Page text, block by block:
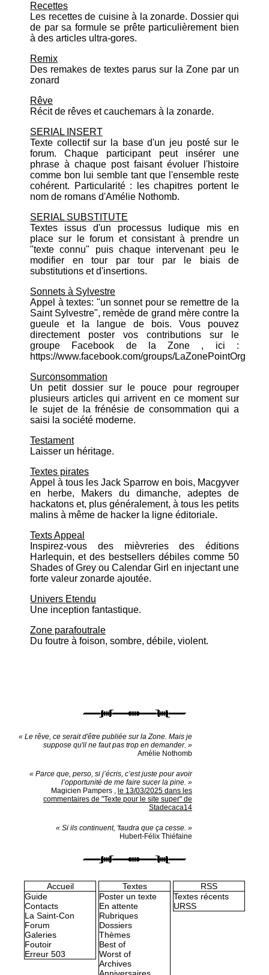
Recettes
Les recettes de cuisine à la zonarde. Dossier qui
de par sa formule se prête particulièrement bien
à des articles ultra-gores.
Remix
Des remakes de textes parus sur la Zone par un
zonard
Rêve
Récit de rêves et cauchemars à la zonarde.
SERIAL INSERT
Texte collectif sur la base d'un jeu posté sur le
forum. Chaque participant peut insérer une
phrase à chaque post faisant évoluer l'histoire
comme bon lui semble tant que l'ensemble reste
cohérent. Particularité : les chapitres portent le
nom de romans d'Amélie Nothomb.
SERIAL SUBSTITUTE
Textes issus d'un processus ludique mis en
place sur le forum et consistant à prendre un
"texte connu" puis chaque intervenant peu le
modifier en tour par tour par le biais de
substitutions et d'insertions.
Sonnets à Sylvestre
Appel à textes: "un sonnet pour se remettre de la
Saint Sylvestre", remède de grand mère contre la
gueule et la langue de bois. Vous pouvez
directement poster vos contributions sur le
groupe Facebook de la Zone , ici :
https://www.facebook.com/groups/LaZonePointOrg
Surconsommation
Un petit dossier sur le pouce pour regrouper
plusieurs articles qui arrivent en ce moment sur
le sujet de la frénésie de consommation qui a
saisi la société moderne.
Testament
Laisser un héritage.
Textes pirates
Appel à tous les Jack Sparrow en bois, Macgyver
en herbe, Makers du dimanche, adeptes de
hackatons et, plus généralement, à tous les petits
malins à même de hacker la ligne éditoriale.
Texts Appeal
Inspirez-vous des mièvreries des éditions
Harlequin, et des bestsellers débiles comme 50
Shades of Grey ou Calendar Girl en injectant une
forte valeur zonarde ajoutée.
Univers Etendu
Une inception fantastique.
Zone parafoutrale
Du foutre à foison, sombre, débile, violent.
« Le rêve, ce serait d'être publiée sur la Zone. Mais je
suppose qu'il ne faut pas trop en demander. »
Amélie Nothomb
« Parce que, perso, si j’écris, c’est juste pour avoir
l’opportunité de me faire sucer la pine. »
Magicien Pampers , le 13/03/2025 dans les
commentaires de "Texte pour le site super" de
Stadecaca14
« Si ils continuent, 'faudra que ça cesse. »
Hubert-Félix Thiéfaine
Accueil
Guide
Contacts
La Saint-Con
Forum
Galeries
Foutoir
Erreur 503
Textes
Poster un texte
En attente
Rubriques
Dossiers
Thèmes
Best of
Worst of
Archives
RSS
Textes récents
URSS